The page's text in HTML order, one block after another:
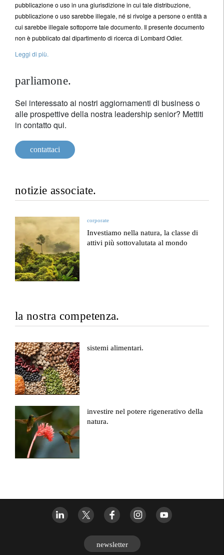
pubblicazione o uso in una giurisdizione in cui tale distribuzione,
pubblicazione o uso sarebbe illegale, né si rivolge a persone o entità a
cui sarebbe illegale sottoporre tale documento. Il presente documento
non è pubblicato dal dipartimento di ricerca di Lombard Odier.
Leggi di più.
parliamone.
Sei interessato ai nostri aggiornamenti di business o
alle prospettive della nostra leadership senior? Mettiti
in contatto qui.
contattaci
notizie associate.
corporate
Investiamo nella natura, la classe di
attivi più sottovalutata al mondo
la nostra competenza.
sistemi alimentari.
investire nel potere rigenerativo della
natura.
newsletter